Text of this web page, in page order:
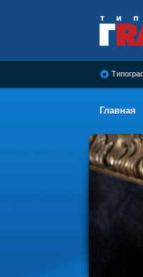
Главная